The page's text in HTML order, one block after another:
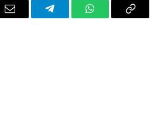
Email TelegramWhatsAppCopy